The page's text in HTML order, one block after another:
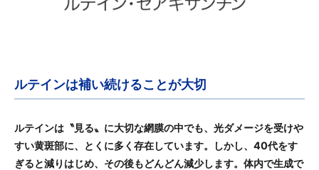
ルテインは補い続けることが大切
ルテインは〝見る〟に大切な網膜の中でも、光ダメージを受けや
すい黄斑部に、とくに多く存在しています。しかし、40代をす
ぎると減りはじめ、その後もどんどん減少します。体内で生成で